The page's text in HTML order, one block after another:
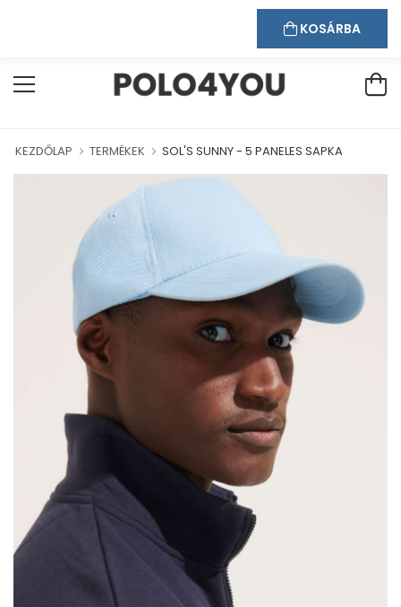
Bejelentkezés Regisztráció
KEZDŐLAP TERMÉKEK SOL'S SUNNY - 5 PANELES SAPKA
KOSÁRBA